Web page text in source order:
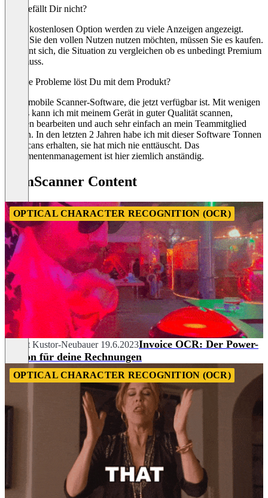
Was gefällt Dir nicht?
In der kostenlosen Option werden zu viele Anzeigen angezeigt.
Wenn Sie den vollen Nutzen nutzen möchten, müssen Sie es kaufen.
Es lohnt sich, die Situation zu vergleichen ob es unbedingt Premium
sein muss.
Welche Probleme löst Du mit dem Produkt?
Beste mobile Scanner-Software, die jetzt verfügbar ist. Mit wenigen
Klicks kann ich mit meinem Gerät in guter Qualität scannen,
Dateien bearbeiten und auch sehr einfach an mein Teammitglied
senden. In den letzten 2 Jahren habe ich mit dieser Software Tonnen
von Scans erhalten, sie hat mich nie enttäuscht. Das
Dokumentenmanagement ist hier ziemlich anständig.
CamScanner Content
OPTICAL CHARACTER RECOGNITION (OCR)
Margit Kustor-Neubauer 19.6.2023Invoice OCR: Der Power-
Button für deine Rechnungen
OPTICAL CHARACTER RECOGNITION (OCR)